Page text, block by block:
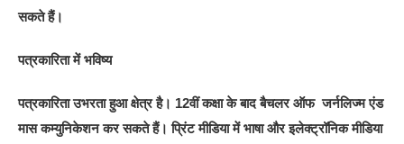
सकते हैं।
पत्रकारिता में भविष्य
पत्रकारिता उभरता हुआ क्षेत्र है। 12वीं कक्षा के बाद बैचलर ऑफ जर्नलिज्म एंड
मास कम्युनिकेशन कर सकते हैं। प्रिंट मीडिया में भाषा और इलेक्ट्रॉनिक मीडिया